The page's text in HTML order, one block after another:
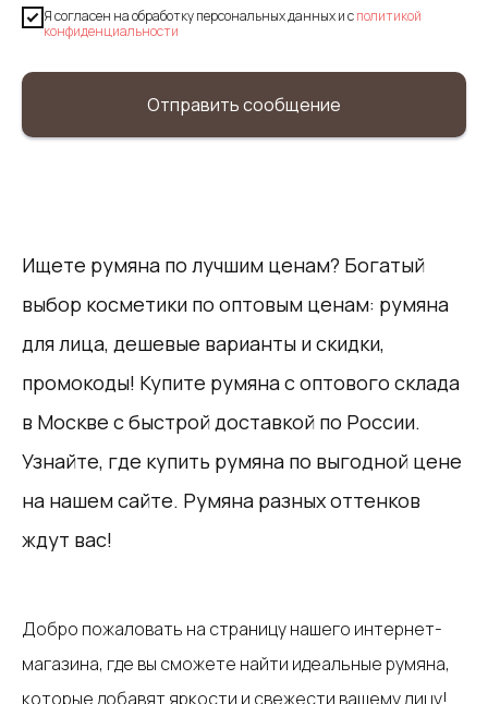
Я согласен на обработку персональных данных и cполитикой
конфиденциальности
Отправить сообщение
Ищете румяна по лучшим ценам? Богатый
выбор косметики по оптовым ценам: румяна
для лица, дешевые варианты и скидки,
промокоды! Купите румяна с оптового склада
в Москве с быстрой доставкой по России.
Узнайте, где купить румяна по выгодной цене
на нашем сайте. Румяна разных оттенков
ждут вас!
Добро пожаловать на страницу нашего интернет-
магазина, где вы сможете найти идеальные румяна,
которые добавят яркости и свежести вашему лицу!